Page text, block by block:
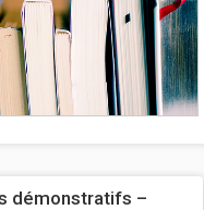
démonstratifs –